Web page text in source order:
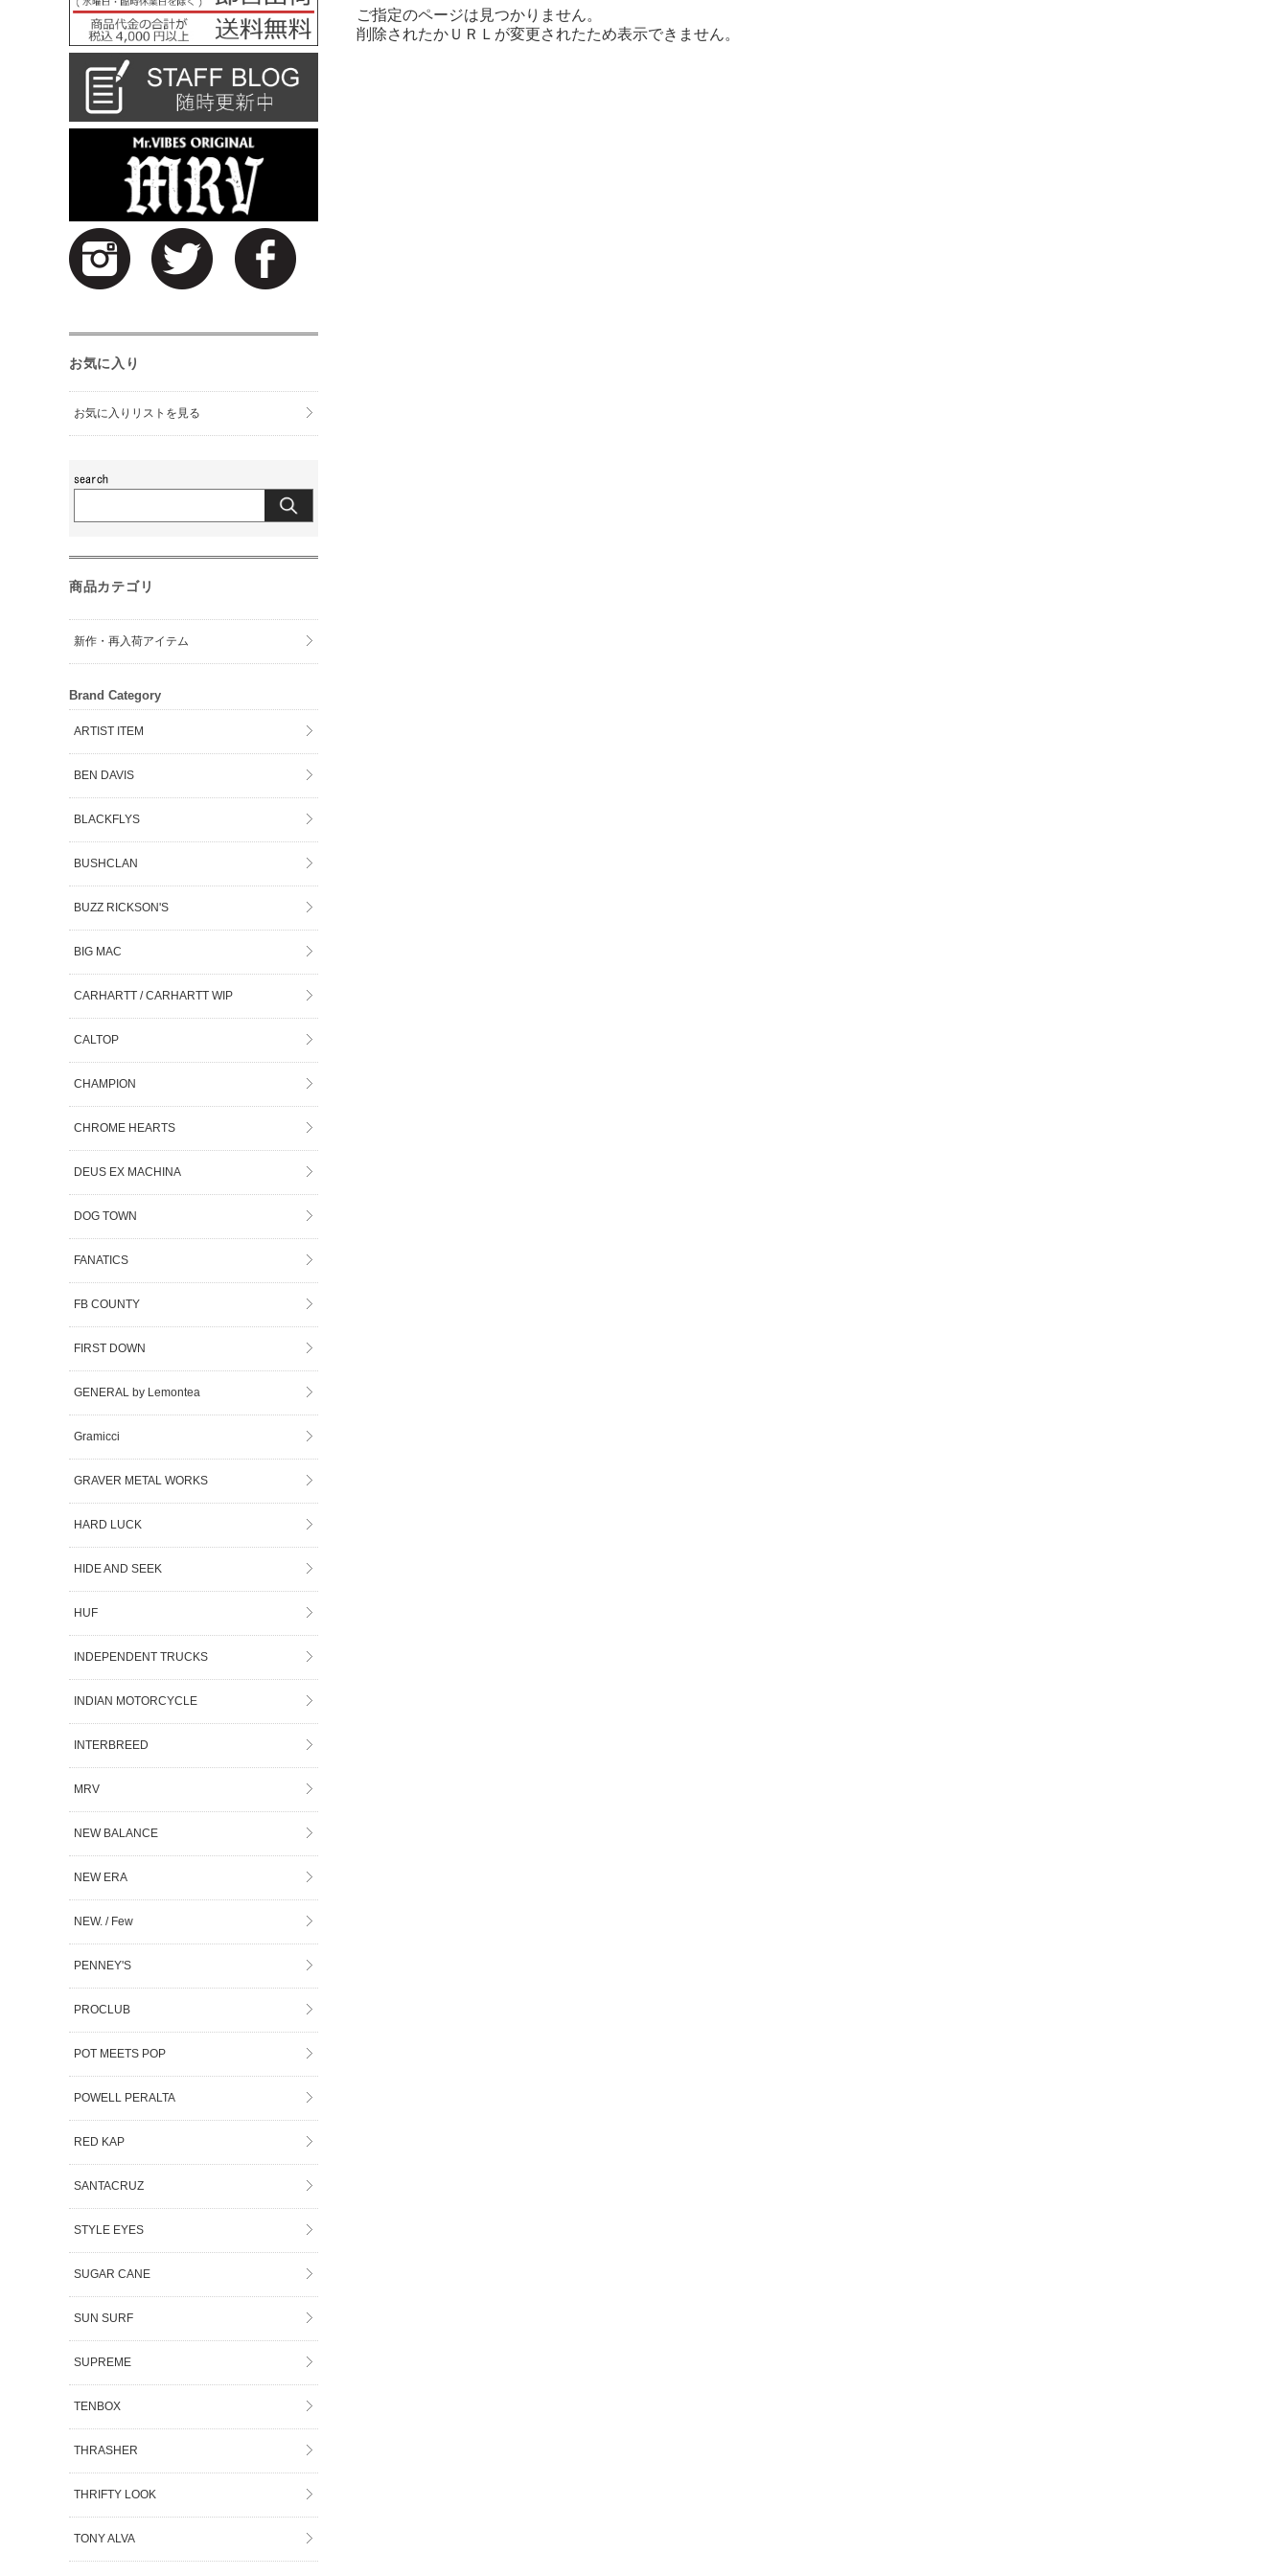
ご指定のページは見つかりません。
削除されたかＵＲＬが変更されたため表示できません。
お気に入り
お気に入りリストを見る
商品カテゴリ
新作・再入荷アイテム
Brand Category
ARTIST ITEM
BEN DAVIS
BLACKFLYS
BUSHCLAN
BUZZ RICKSON'S
BIG MAC
CARHARTT / CARHARTT WIP
CALTOP
CHAMPION
CHROME HEARTS
DEUS EX MACHINA
DOG TOWN
FANATICS
FB COUNTY
FIRST DOWN
GENERAL by Lemontea
Gramicci
GRAVER METAL WORKS
HARD LUCK
HIDE AND SEEK
HUF
INDEPENDENT TRUCKS
INDIAN MOTORCYCLE
INTERBREED
MRV
NEW BALANCE
NEW ERA
NEW. / Few
PENNEY'S
PROCLUB
POT MEETS POP
POWELL PERALTA
RED KAP
SANTACRUZ
STYLE EYES
SUGAR CANE
SUN SURF
SUPREME
TENBOX
THRASHER
THRIFTY LOOK
TONY ALVA